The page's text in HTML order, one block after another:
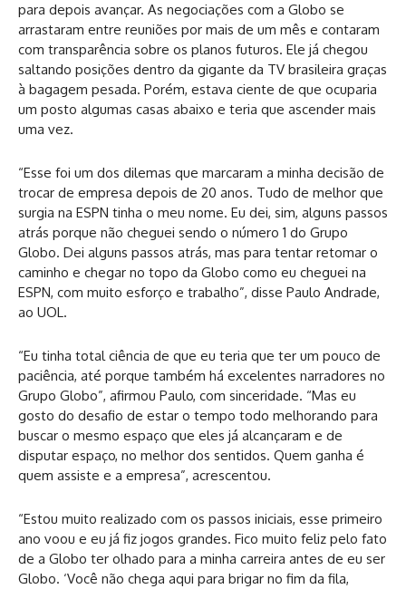
para depois avançar. As negociações com a Globo se
arrastaram entre reuniões por mais de um mês e contaram
com transparência sobre os planos futuros. Ele já chegou
saltando posições dentro da gigante da TV brasileira graças
à bagagem pesada. Porém, estava ciente de que ocuparia
um posto algumas casas abaixo e teria que ascender mais
uma vez.
“Esse foi um dos dilemas que marcaram a minha decisão de
trocar de empresa depois de 20 anos. Tudo de melhor que
surgia na ESPN tinha o meu nome. Eu dei, sim, alguns passos
atrás porque não cheguei sendo o número 1 do Grupo
Globo. Dei alguns passos atrás, mas para tentar retomar o
caminho e chegar no topo da Globo como eu cheguei na
ESPN, com muito esforço e trabalho”, disse Paulo Andrade,
ao UOL.
“Eu tinha total ciência de que eu teria que ter um pouco de
paciência, até porque também há excelentes narradores no
Grupo Globo”, afirmou Paulo, com sinceridade. “Mas eu
gosto do desafio de estar o tempo todo melhorando para
buscar o mesmo espaço que eles já alcançaram e de
disputar espaço, no melhor dos sentidos. Quem ganha é
quem assiste e a empresa”, acrescentou.
“Estou muito realizado com os passos iniciais, esse primeiro
ano voou e eu já fiz jogos grandes. Fico muito feliz pelo fato
de a Globo ter olhado para a minha carreira antes de eu ser
Globo. ‘Você não chega aqui para brigar no fim da fila,